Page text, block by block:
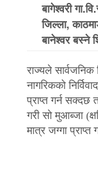
बागेश्‍वरी
जिल्ला,
बानेश्वर बस्ने
राज्यले सार्वजनिक
नागरिकको
प्राप्त गर्न सक्दछ
गरी सो मुआब्जा
मात्र जग्गा प्राप्त